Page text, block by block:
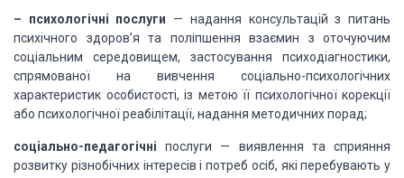
– психологічні послуги — надання консультацій з питань
психічного здоров’я та поліпшення взаємин з оточуючим
соціальним середовищем, застосування психодіагностики,
спрямованої на вивчення соціально-психологічних
характеристик особистості, із метою її психологічної корекції
або психологічної реабілітації, надання методичних порад;
соціально-педагогічніпослуги — виявлення та сприяння
розвитку різнобічнихінтересів і потреб осіб, які перебувають у